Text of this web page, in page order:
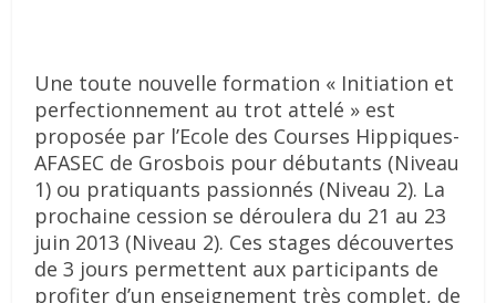
Une toute nouvelle formation « Initiation et
perfectionnement au trot attelé » est
proposée par l’Ecole des Courses Hippiques-
AFASEC de Grosbois pour débutants (Niveau
1) ou pratiquants passionnés (Niveau 2). La
prochaine cession se déroulera du 21 au 23
juin 2013 (Niveau 2). Ces stages découvertes
de 3 jours permettent aux participants de
profiter d’un enseignement très complet, de